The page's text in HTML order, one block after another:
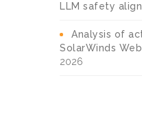
LLM safety
Analysis of
SolarWinds
2026